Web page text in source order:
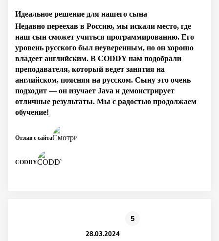
Идеальное решение для нашего сына
Недавно переехав в Россию, мы искали место, где
наш сын сможет учиться программированию. Его
уровень русского был неуверенным, но он хорошо
владеет английским. В CODDY нам подобрали
преподавателя, который ведет занятия на
английском, поясняя на русском. Сыну это очень
подходит — он изучает Java и демонстрирует
отличные результаты. Мы с радостью продолжаем
обучение!
CODDY
Отзыв с сайта
5
28.03.2024